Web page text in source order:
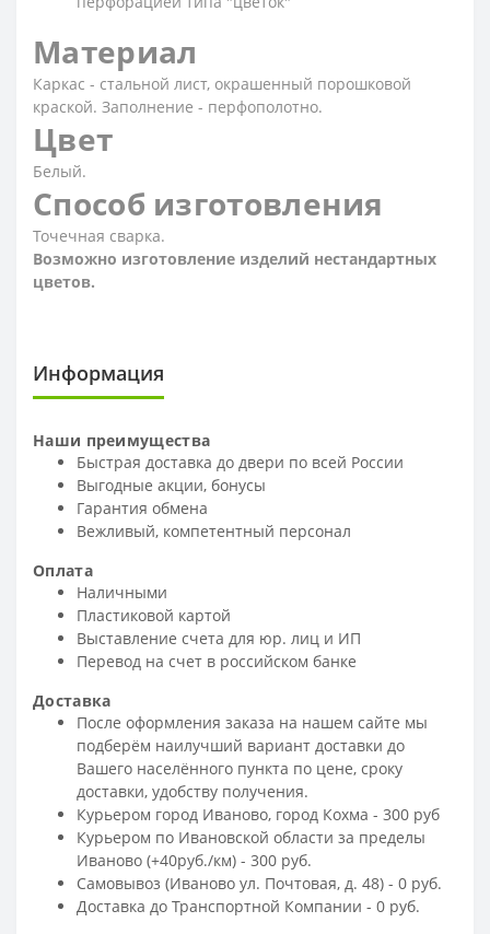
Материал
Каркас - стальной лист, окрашенный порошковой
краской. Заполнение - перфополотно.
Цвет
Белый.
Способ изготовления
Точечная сварка.
Возможно изготовление изделий нестандартных
цветов.
Информация
Наши преимущества
Быстрая доставка до двери по всей России
Выгодные акции, бонусы
Гарантия обмена
Вежливый, компетентный персонал
Оплата
Наличными
Пластиковой картой
Выставление счета для юр. лиц и ИП
Перевод на счет в российском банке
Доставка
После оформления заказа на нашем сайте мы
подберём наилучший вариант доставки до
Вашего населённого пункта по цене, сроку
доставки, удобству получения.
Курьером город Иваново, город Кохма - 300 руб
Курьером по Ивановской области за пределы
Иваново (+40руб./км) - 300 руб.
Самовывоз (Иваново ул. Почтовая, д. 48) - 0 руб.
Доставка до Транспортной Компании - 0 руб.